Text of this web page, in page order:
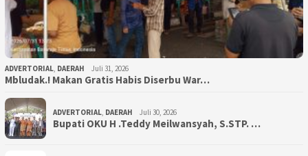
ADVERTORIAL, DAERAH Juli 31, 2026
Mbludak.! Makan Gratis Habis Diserbu War…
ADVERTORIAL, DAERAH Juli 30, 2026
Bupati OKU H .Teddy Meilwansyah, S.STP. …